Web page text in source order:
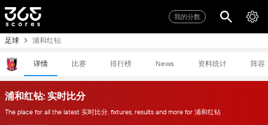
我的分数
足球 浦和红钻
详情 比赛 排行榜 News 资料统计 阵容
浦和红钻: 实时比分
The place for all the latest 实时比分, fixtures, results and more for 浦和红钻